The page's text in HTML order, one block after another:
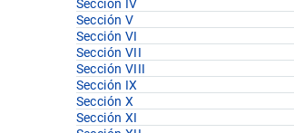
Sección IV
Sección V
Sección VI
Sección VII
Sección VIII
Sección IX
Sección X
Sección XI